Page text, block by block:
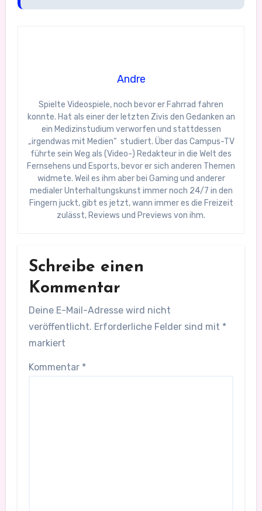
Andre
Spielte Videospiele, noch bevor er Fahrrad fahren
konnte. Hat als einer der letzten Zivis den Gedanken an
ein Medizinstudium verworfen und stattdessen
„irgendwas mit Medien“ studiert. Über das Campus-TV
führte sein Weg als (Video-) Redakteur in die Welt des
Fernsehens und Esports, bevor er sich anderen Themen
widmete. Weil es ihm aber bei Gaming und anderer
medialer Unterhaltungskunst immer noch 24/7 in den
Fingern juckt, gibt es jetzt, wann immer es die Freizeit
zulässt, Reviews und Previews von ihm.
Schreibe einen
Kommentar
Deine E-Mail-Adresse wird nicht
veröffentlicht. Erforderliche Felder sind mit *
markiert
Kommentar *